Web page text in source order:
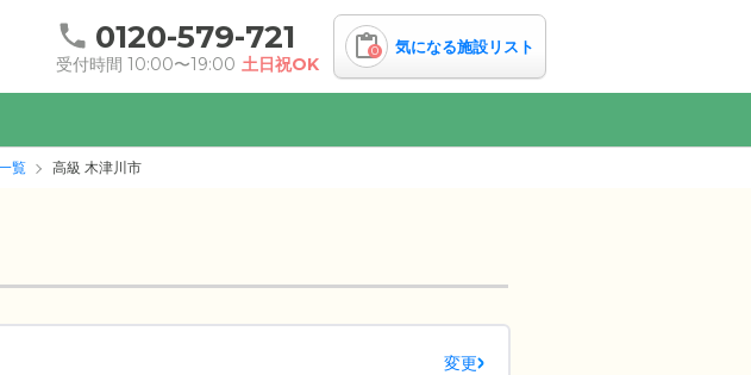
0120-579-721
受付時間 10:00〜19:00 土日祝OK
0 気になる施設リスト
覧 高級 木津川市
変更